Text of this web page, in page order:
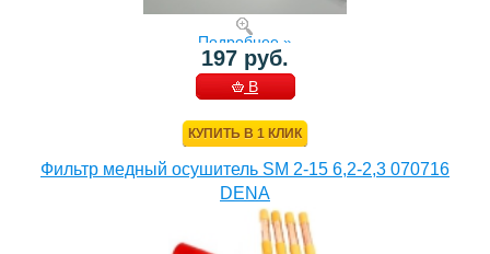
Подробнее »
197 руб.
В
КУПИТЬ В 1 КЛИК
Фильтр медный осушитель SM 2-15 6,2-2,3 070716
DENA